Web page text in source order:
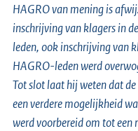
HAGRO van mening is
inschrijving van klagers in
leden, ook inschrijving van
HAGRO-leden werd
Tot slot laat hij weten dat
een verdere mogelijkheid
werd voorbereid om tot